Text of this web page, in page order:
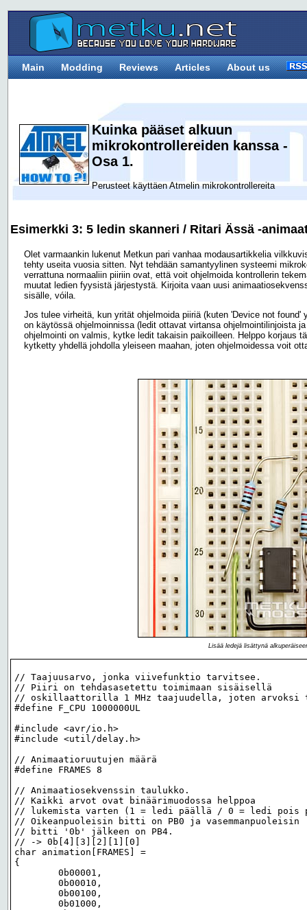
Main Modding Reviews Articles About us
Kuinka pääset alkuun
mikrokontrollereiden kanssa -
Osa 1.
Perusteet käyttäen Atmelin mikrokontrollereita
Esimerkki 3: 5 ledin skanneri / Ritari Ässä -
Olet varmaankin lukenut Metkun pari vanhaa modausartikkelia
tehty useita vuosia sitten. Nyt tehdään samantyylinen systeemi
verrattuna normaaliin piiriin ovat, että voit ohjelmoida kontrollerin
muutat ledien fyysistä järjestystä. Kirjoita vaan uusi
sisälle, vóila.
Jos tulee virheitä, kun yrität ohjelmoida piiriä (kuten 'Device not
on käytössä ohjelmoinnissa (ledit ottavat virtansa ohjelmointilinjoista
ohjelmointi on valmis, kytke ledit takaisin paikoilleen. Helppo korjaus
kytketty yhdellä johdolla yleiseen maahan, joten ohjelmoidessa voit
Lisää ledejä lisättynä
// Taajuusarvo, jonka viivefunktio tarvitsee.
// Piiri on tehdasasetettu toimimaan sisäisellä
// oskillaattorilla 1 MHz taajuudella, joten arvoksi
#define F_CPU 1000000UL
#include <avr/io.h>
#include <util/delay.h>
// Animaatioruutujen määrä
#define FRAMES 8
// Animaatiosekvenssin taulukko.
// Kaikki arvot ovat binäärimuodossa helppoa
// lukemista varten (1 = ledi päällä / 0 = ledi pois
// Oikeanpuoleisin bitti on PB0 ja vasemmanpuoleisin
// bitti '0b' jälkeen on PB4.
// -> 0b[4][3][2][1][0]
char animation[FRAMES] =
{